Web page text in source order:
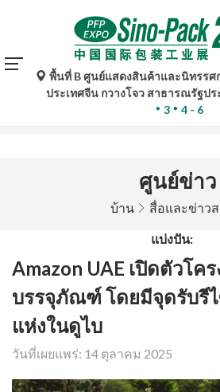
การแปลอัตโนมัติโดย Google
อ้างอิงเท่านั้นและอาจไม่ถูกต้อง โปร
ต้นฉบับหากมีข้อสงสัย
พื้นที่ B ศูนย์แสดงสินค้าและนิทรรศ
ประเทศจีน กวางโจว สาธารณรัฐป
3
4 - 6
ศูนย์ข่าว
บ้าน สื่อและข่าว
แบ่งปัน:
Amazon UAE เปิดตัวโค
บรรจุภัณฑ์ โดยมีจุดรับรีไ
แห่งในดูไบ
วันที่เผยแพร่: 14 ตุลาคม 2025